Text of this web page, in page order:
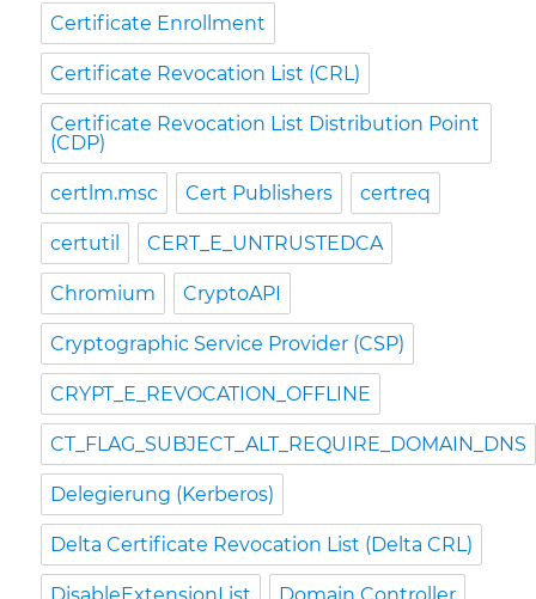
Certificate Enrollment
Certificate Revocation List (CRL)
Certificate Revocation List Distribution Point
(CDP)
certlm.msc Cert Publishers certreq
certutil CERT_E_UNTRUSTEDCA
Chromium CryptoAPI
Cryptographic Service Provider (CSP)
CRYPT_E_REVOCATION_OFFLINE
CT_FLAG_SUBJECT_ALT_REQUIRE_DOMAIN_DNS
Delegierung (Kerberos)
Delta Certificate Revocation List (Delta CRL)